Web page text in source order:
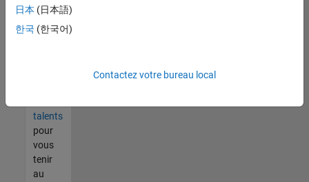
corresponde
à vos
talents
pour
vous
tenir
au
日本 (日本語)
한국 (한국어)
Contactez votre bureau local